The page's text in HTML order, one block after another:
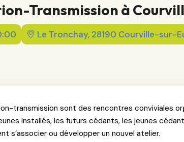
Transmission à
Le Tronchay, 28190 Courville-sur-
transmission sont des rencontres conviviales
installés, les futurs cédants, les jeunes
s’associer ou développer un nouvel atelier.